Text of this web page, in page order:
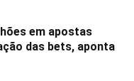
em apostas
das bets, aponta